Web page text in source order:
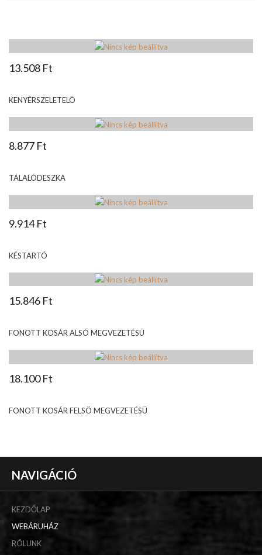
13.508 Ft
KENYÉRSZELETELÖ
8.877 Ft
TÁLALÓDESZKA
9.914 Ft
KÉSTARTÓ
15.846 Ft
FONOTT KOSÁR ALSÓ MEGVEZETÉSÜ
18.100 Ft
FONOTT KOSÁR FELSÖ MEGVEZETÉSÜ
NAVIGÁCIÓ
KEZDŐLAP
WEBÁRUHÁZ
RÓLUNK